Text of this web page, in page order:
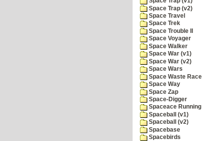
Space Trap (v2)
Space Travel
Space Trek
Space Trouble II
Space Voyager
Space Walker
Space War (v1)
Space War (v2)
Space Wars
Space Waste Race
Space Way
Space Zap
Space-Digger
Spaceace Running
Spaceball (v1)
Spaceball (v2)
Spacebase
Spacebirds